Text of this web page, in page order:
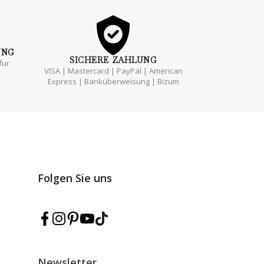
SICHERE ZAHLUNG
VISA | Mastercard | PayPal | American
Express | Banküberweisung | Bizum
Folgen Sie uns
Marmarina auf Facebook folgen
Marmarina auf Instagram folgen
Marmarina auf Pinterest folgen
Marmarina auf YouTube folgen
Marmarina auf TikTok folgen